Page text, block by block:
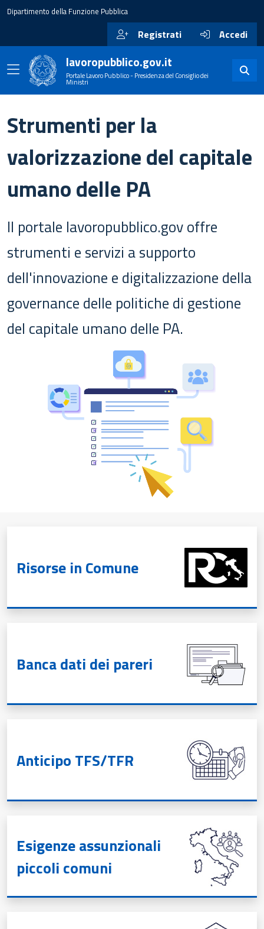
Dipartimento della Funzione Pubblica
Registrati Accedi
lavoropubblico.gov.it
Portale Lavoro Pubblico - Presidenza del Consiglio dei
Ministri
Strumenti per la
valorizzazione del capitale
umano delle PA
II portale lavoropubblico.gov offre
strumenti e servizi a supporto
dell'innovazione e digitalizzazione della
governance delle politiche di gestione
del capitale umano delle PA.
Risorse in Comune
Banca dati dei pareri
Anticipo TFS/TFR
Esigenze assunzionali
piccoli comuni